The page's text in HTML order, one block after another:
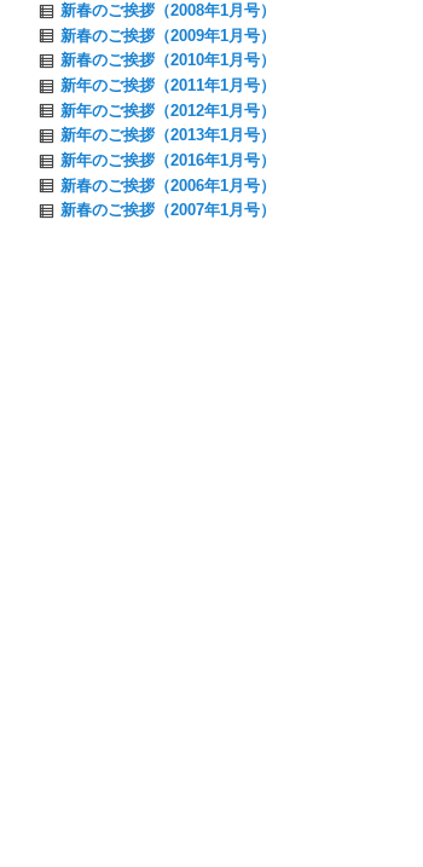
新春のご挨拶（2008年1月号）
新春のご挨拶（2009年1月号）
新春のご挨拶（2010年1月号）
新年のご挨拶（2011年1月号）
新年のご挨拶（2012年1月号）
新年のご挨拶（2013年1月号）
新年のご挨拶（2016年1月号）
新春のご挨拶（2006年1月号）
新春のご挨拶（2007年1月号）